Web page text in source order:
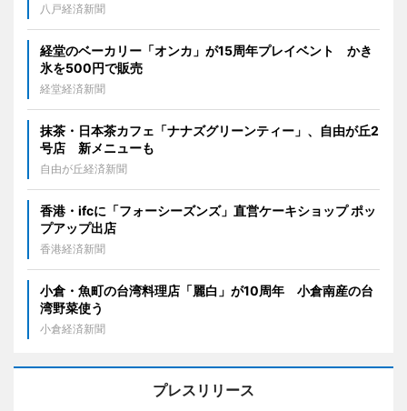
八戸経済新聞
経堂のベーカリー「オンカ」が15周年プレイベント かき
氷を500円で販売
経堂経済新聞
抹茶・日本茶カフェ「ナナズグリーンティー」、自由が丘2
号店 新メニューも
自由が丘経済新聞
香港・ifcに「フォーシーズンズ」直営ケーキショップ ポッ
プアップ出店
香港経済新聞
小倉・魚町の台湾料理店「麗白」が10周年 小倉南産の台
湾野菜使う
小倉経済新聞
プレスリリース